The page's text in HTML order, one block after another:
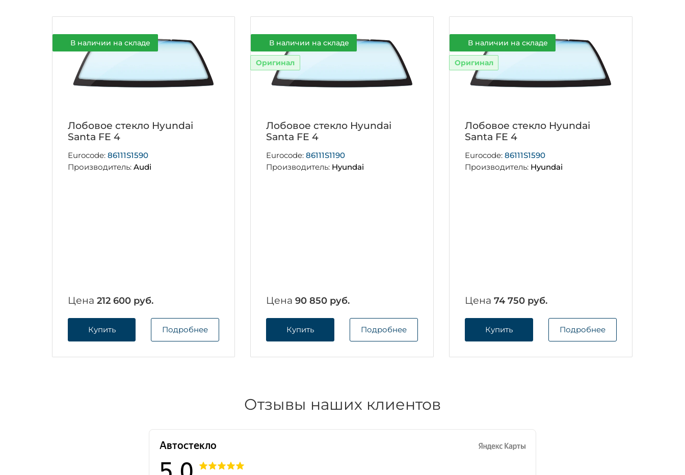
В наличии на складе
Лобовое стекло Hyundai
Santa FE 4
Eurocode: 86111S1590
Производитель: Audi
Цена 212 600 руб.
Купить Подробнее
В наличии на складе
Оригинал
Лобовое стекло Hyundai
Santa FE 4
Eurocode:86111S1190
Производитель: Hyundai
Цена90 850 руб.
Купить Подробнее
В наличии на складе
Оригинал
Лобовое стекло Hyundai
Santa FE 4
Eurocode: 86111S1590
Производитель: Hyundai
Цена 74 750 руб.
Купить Подробнее
Отзывы наших клиентов